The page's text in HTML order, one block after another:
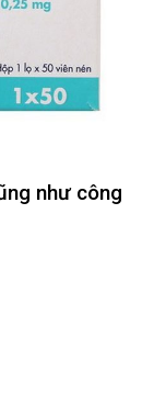
như công